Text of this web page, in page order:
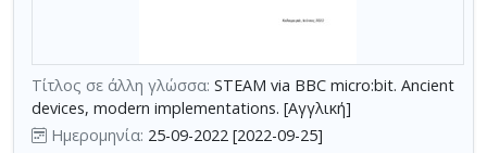
χρήση
επιπλέον
κριτηρίων
Τίτλος σε άλλη γλώσσα: STEAM via BBC micro:bit. Ancient
devices, modern implementations. [Αγγλική]
Ημερομηνία: 25-09-2022 [2022-09-25]